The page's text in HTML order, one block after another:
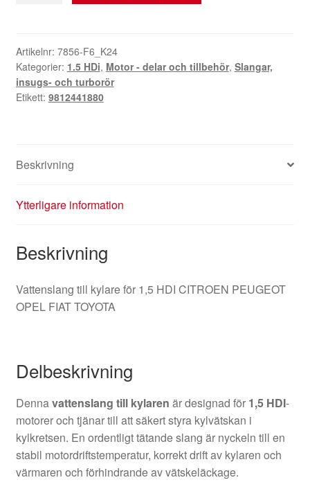
Peugeot
9812441880
mängd
Artikelnr: 7856-F6_K24
Kategorier: 1.5 HDi, Motor - delar och tillbehör, Slangar,
insugs- och turborör
Etikett: 9812441880
Beskrivning
Ytterligare information
Beskrivning
Vattenslang till kylare för 1,5 HDI CITROEN PEUGEOT
OPEL FIAT TOYOTA
Delbeskrivning
Dennavattenslang till kylaren är designad för 1,5 HDI-
motorer och tjänar till att säkert styra kylvätskan i
kylkretsen. En ordentligt tätande slang är nyckeln till en
stabil motordriftstemperatur, korrekt drift av kylaren och
värmaren och förhindrande av vätskeläckage.